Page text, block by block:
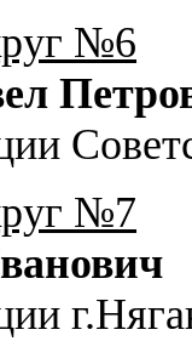
№6
№7